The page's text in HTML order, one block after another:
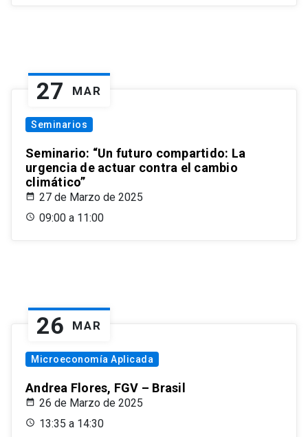
27 MAR
Seminarios
Seminario: “Un futuro compartido: La
urgencia de actuar contra el cambio
climático”
27 de Marzo de 2025
09:00 a 11:00
26 MAR
Microeconomía Aplicada
Andrea Flores, FGV – Brasil
26 de Marzo de 2025
13:35 a 14:30